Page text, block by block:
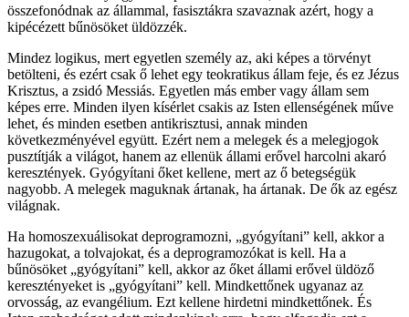
összefonódnak az állammal, fasisztákra szavaznak azért, hogy a
kipécézett bűnösöket üldözzék.
Mindez logikus, mert egyetlen személy az, aki képes a törvényt
betölteni, és ezért csak ő lehet egy teokratikus állam feje, és ez Jézus
Krisztus, a zsidó Messiás. Egyetlen más ember vagy állam sem
képes erre. Minden ilyen kísérlet csakis az Isten ellenségének műve
lehet, és minden esetben antikrisztusi, annak minden
következményével együtt. Ezért nem a melegek és a melegjogok
pusztítják a világot, hanem az ellenük állami erővel harcolni akaró
keresztények. Gyógyítani őket kellene, mert az ő betegségük
nagyobb. A melegek maguknak ártanak, ha ártanak. De ők az egész
világnak.
Ha homoszexuálisokat deprogramozni, „gyógyítani” kell, akkor a
hazugokat, a tolvajokat, és a deprogramozókat is kell. Ha a
bűnösöket „gyógyítani” kell, akkor az őket állami erővel üldöző
keresztényeket is „gyógyítani” kell. Mindkettőnek ugyanaz az
orvosság, az evangélium. Ezt kellene hirdetni mindkettőnek. És